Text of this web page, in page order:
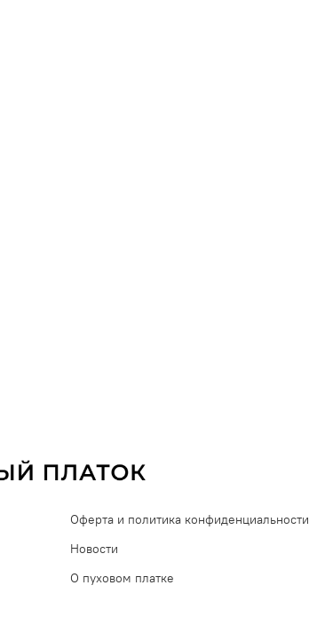
Оферта и политика конфиденциальности
Новости
О пуховом платке